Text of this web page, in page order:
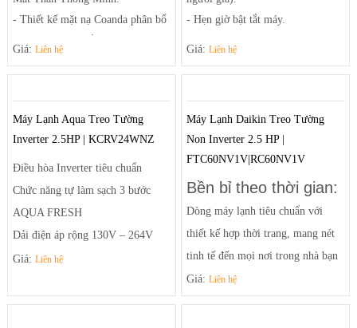
- Thiết kế mặt nạ Coanda phân bổ
Blue và phin lọc bụi mịn PM2.5
(tùy chọn).
- Chế độ vận hành êm ái.
- Tăng khả năng khử ẩm 25%.
- Bo mạch chịu được điện áp thay
đổi và dàn tản nhiệt chống ăn mòn
Giá:Liên hệ
- Hẹn giờ bật tắt máy.
Giá: Liên hệ
Máy Lạnh Aqua Treo Tường
Inverter 2.5HP | KCRV24WNZ
Điều hòa Inverter tiêu chuẩn
Chức năng tự làm sạch 3 bước
AQUA FRESH
Dải điện áp rộng 130V – 264V
Dễ chịu với sai số nhiệt độ +-0.1
Dàn nóng bằng đồng bền bỉ
Giá:Liên hệ
Máy Lạnh Daikin Treo Tường
Non Inverter 2.5 HP |
FTC60NV1V|RC60NV1V
Bền bỉ theo thời gian:
Dòng máy lạnh tiêu chuẩn với
thiết kế hợp thời trang, mang nét
tinh tế đến mọi nơi trong nhà bạn
và chỉ số năng lượng 3 sao - ít tiêu
Giá: Liên hệ